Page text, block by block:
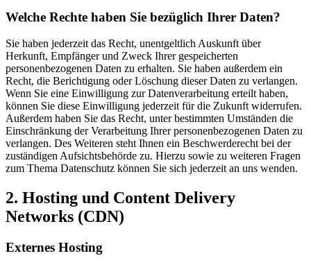
Welche Rechte haben Sie bezüglich Ihrer Daten?
Sie haben jederzeit das Recht, unentgeltlich Auskunft über
Herkunft, Empfänger und Zweck Ihrer gespeicherten
personenbezogenen Daten zu erhalten. Sie haben außerdem ein
Recht, die Berichtigung oder Löschung dieser Daten zu verlangen.
Wenn Sie eine Einwilligung zur Datenverarbeitung erteilt haben,
können Sie diese Einwilligung jederzeit für die Zukunft widerrufen.
Außerdem haben Sie das Recht, unter bestimmten Umständen die
Einschränkung der Verarbeitung Ihrer personenbezogenen Daten zu
verlangen. Des Weiteren steht Ihnen ein Beschwerderecht bei der
zuständigen Aufsichtsbehörde zu. Hierzu sowie zu weiteren Fragen
zum Thema Datenschutz können Sie sich jederzeit an uns wenden.
2. Hosting und Content Delivery
Networks (CDN)
Externes Hosting